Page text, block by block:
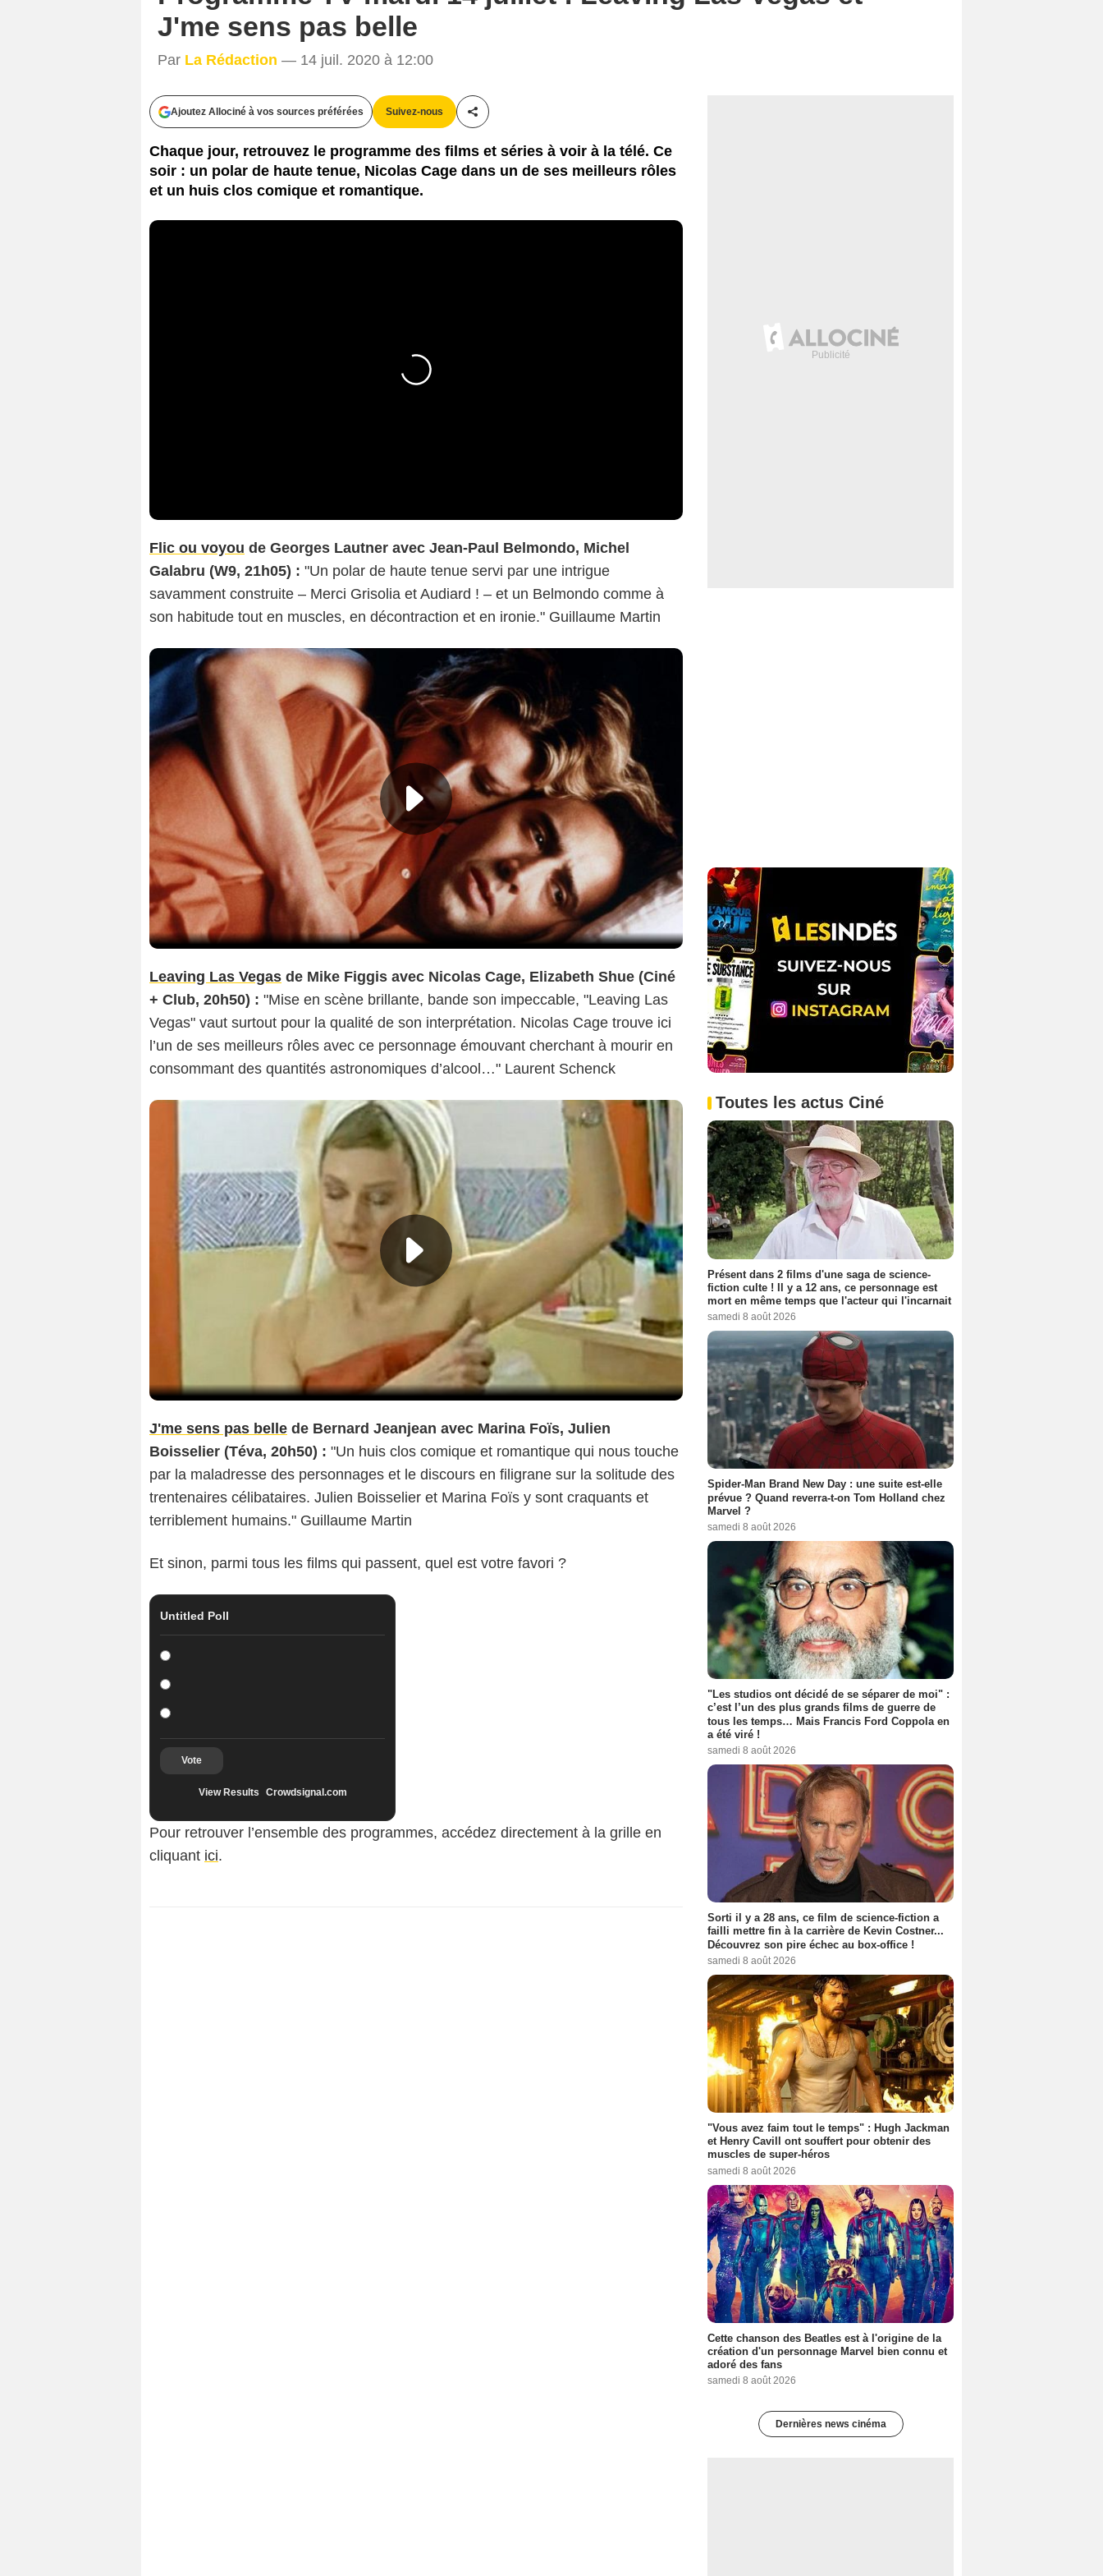
J'me sens pas belle
Par La Rédaction — 14 juil. 2020 à 12:00
Ajoutez Allociné à vos sources préférées Suivez-nous
Partager cet article
Chaque jour, retrouvez le programme des films et séries à voir à la télé. Ce
soir : un polar de haute tenue, Nicolas Cage dans un de ses meilleurs rôles
et un huis clos comique et romantique.
Flic ou voyou de Georges Lautner avec Jean-Paul Belmondo, Michel
Galabru (W9, 21h05) : "Un polar de haute tenue servi par une intrigue
savamment construite – Merci Grisolia et Audiard ! – et un Belmondo comme à
son habitude tout en muscles, en décontraction et en ironie." Guillaume Martin
Leaving Las Vegas de Mike Figgis avec Nicolas Cage, Elizabeth Shue (Ciné
+ Club, 20h50) : "Mise en scène brillante, bande son impeccable, "Leaving Las
Vegas" vaut surtout pour la qualité de son interprétation. Nicolas Cage trouve ici
l’un de ses meilleurs rôles avec ce personnage émouvant cherchant à mourir en
consommant des quantités astronomiques d’alcool…" Laurent Schenck
J'me sens pas belle de Bernard Jeanjean avec Marina Foïs, Julien
Boisselier (Téva, 20h50) : "Un huis clos comique et romantique qui nous touche
par la maladresse des personnages et le discours en filigrane sur la solitude des
trentenaires célibataires. Julien Boisselier et Marina Foïs y sont craquants et
terriblement humains." Guillaume Martin
Et sinon, parmi tous les films qui passent, quel est votre favori ?
Untitled Poll
Vote
View Results Crowdsignal.com
Pour retrouver l’ensemble des programmes, accédez directement à la grille en
cliquant ici.
Toutes les actus Ciné
Présent dans 2 films d'une saga de science-
fiction culte ! Il y a 12 ans, ce personnage est
mort en même temps que l'acteur qui l'incarnait
samedi 8 août 2026
Spider-Man Brand New Day : une suite est-elle
prévue ? Quand reverra-t-on Tom Holland chez
Marvel ?
samedi 8 août 2026
"Les studios ont décidé de se séparer de moi" :
c’est l’un des plus grands films de guerre de
tous les temps… Mais Francis Ford Coppola en
a été viré !
samedi 8 août 2026
Sorti il y a 28 ans, ce film de science-fiction a
failli mettre fin à la carrière de Kevin Costner...
Découvrez son pire échec au box-office !
samedi 8 août 2026
"Vous avez faim tout le temps" : Hugh Jackman
et Henry Cavill ont souffert pour obtenir des
muscles de super-héros
samedi 8 août 2026
Cette chanson des Beatles est à l'origine de la
création d'un personnage Marvel bien connu et
adoré des fans
samedi 8 août 2026
Dernières news cinéma